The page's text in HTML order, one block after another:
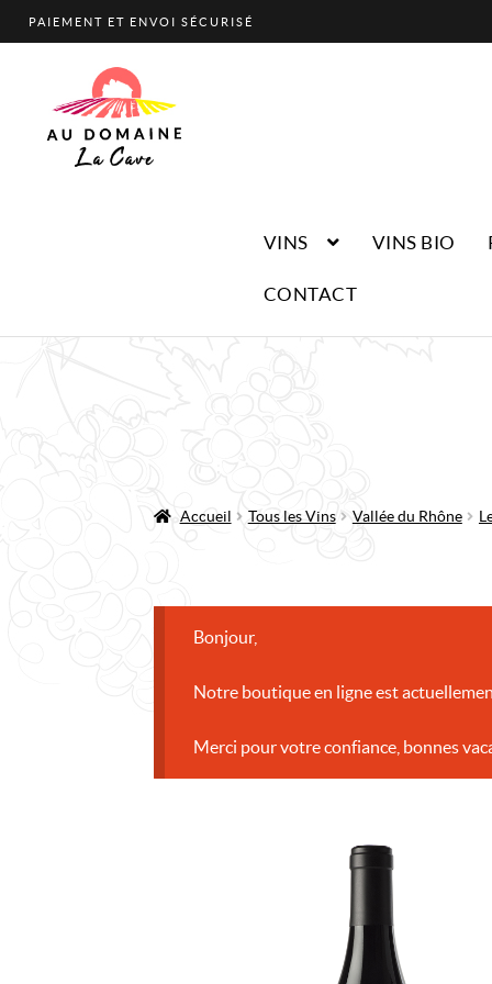
PAIEMENT ET ENVOI SÉCURISÉ
navigation
contenu
VINS VINS BIO
CONTACT
Accueil Tous les Vins Vallée du Rhône
Bonjour,
Notre boutique en ligne est
Merci pour votre confiance, bonnes